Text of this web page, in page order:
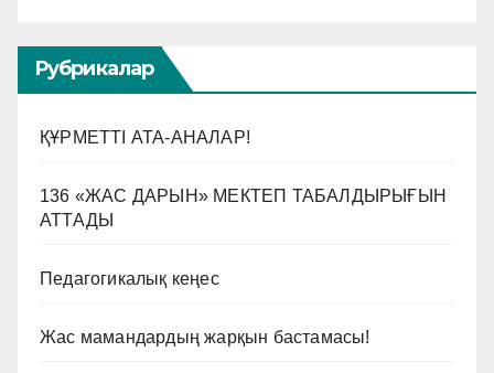
Рубрикалар
ҚҰРМЕТТІ АТА-АНАЛАР!
136 «ЖАС ДАРЫН» МЕКТЕП ТАБАЛДЫРЫҒЫН
АТТАДЫ
Педагогикалық кеңес
Жас мамандардың жарқын бастамасы!